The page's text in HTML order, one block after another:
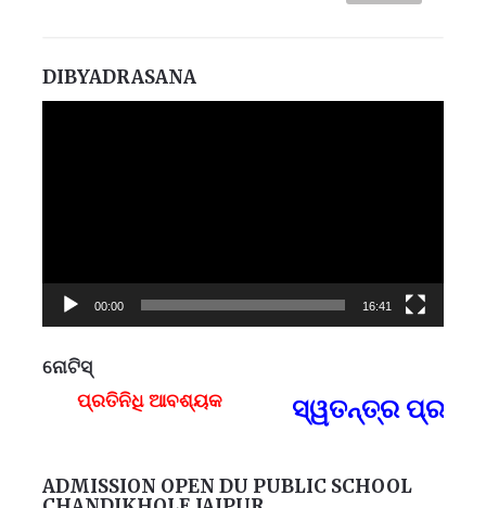
DIBYADRASANA
00:00 16:41
ନୋଟିସ୍
ପ୍ରତିନିଧି ଆବଶ୍ୟକ
ସ୍ୱତନ୍ତ୍ର ପ୍ରତିନିଧି
ADMISSION OPEN DU PUBLIC SCHOOL